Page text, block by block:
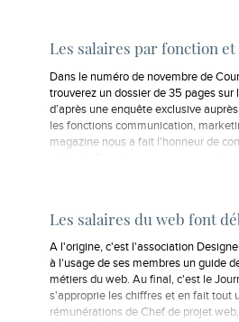
Les salaires par fonction
Dans le numéro de novembre de
trouverez un dossier de 35 pages sur
d’après une enquête exclusive
les fonctions communication,
magazine nous a fait l'honneur de
Les salaires du web font
A l'origine, c'est l'association
à l'usage de ses membres un guide
métiers du web. Au final, c'est le
s'approprie les chiffres et en fait tout
rémunérations de Chef de projet